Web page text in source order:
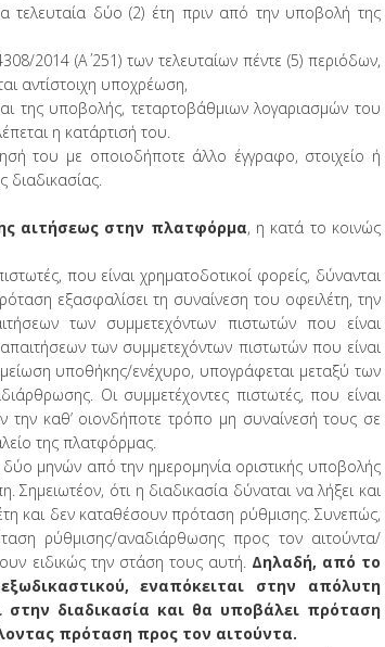
δύο (2) έτη πριν από την υποβολή της
2014 (Α΄ 251) των τελευταίων πέντε (5) περιόδων,
αντίστοιχη υποχρέωση,
της υποβολής, τεταρτοβάθμιων λογαριασμών του
η κατάρτισή του.
του με οποιοδήποτε άλλο έγγραφο, στοιχείο ή
διαδικασίας.
αιτήσεως στην πλατφόρμα, η κατά το κοινώς
που είναι χρηματοδοτικοί φορείς, δύνανται
εξασφαλίσει τη συναίνεση του οφειλέτη, την
των συμμετεχόντων πιστωτών που είναι
των συμμετεχόντων πιστωτών που είναι
υποθήκης/ενέχυρο, υπογράφεται μεταξύ των
Οι συμμετέχοντες πιστωτές, που είναι
την καθ’ οιονδήποτε τρόπο μη συναίνεσή τους σε
της πλατφόρμας.
μηνών από την ημερομηνία οριστικής υποβολής
ότι η διαδικασία δύναται να λήξει και
και δεν καταθέσουν πρόταση ρύθμισης. Συνεπώς,
ρύθμισης/αναδιάρθωσης προς τον αιτούντα/
ειδικώς την στάση τους αυτή. Δηλαδή, από το
εναπόκειται στην απόλυτη
στην διαδικασία και θα υποβάλει πρόταση
πρόταση προς τον αιτούντα.